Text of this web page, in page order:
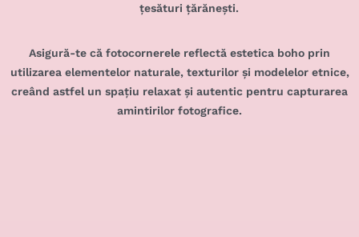
țesături țărănești.
Asigură-te că fotocornerele reflectă estetica boho prin
utilizarea elementelor naturale, texturilor și modelelor etnice,
creând astfel un spațiu relaxat și autentic pentru capturarea
amintirilor fotografice.